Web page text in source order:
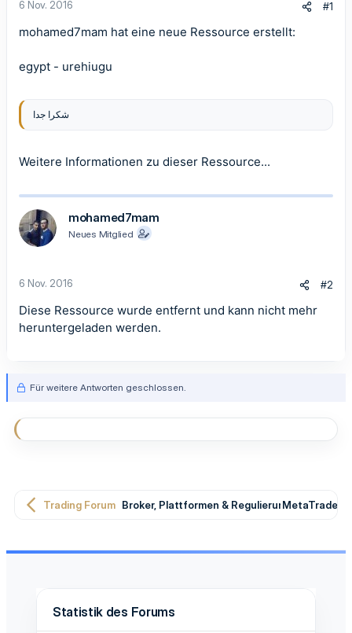
6 Nov. 2016 #1
mohamed7mam hat eine neue Ressource erstellt:
egypt - urehiugu
شكرا جدا
Weitere Informationen zu dieser Ressource...
mohamed7mam
Neues Mitglied
6 Nov. 2016 #2
Diese Ressource wurde entfernt und kann nicht mehr
heruntergeladen werden.
Für weitere Antworten geschlossen.
Trading Forum Broker, Plattformen & RegulierungMetaTrader
Statistik des Forums